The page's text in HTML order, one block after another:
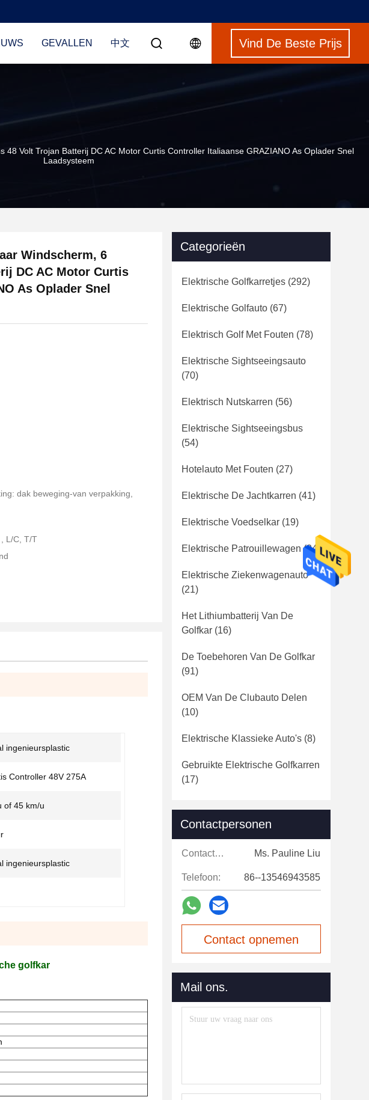
GEVALLEN 中文 Vind De Beste Prijs
Volt Trojan Batterij DC AC Motor Curtis Controller Italiaanse GRAZIANO As Oplader Snel
Laadsysteem
Windscherm, 6
DC AC Motor Curtis
As Oplader Snel
dak beweging-van verpakking,
L/C, T/T
ingenieursplastic
Controller 48V 275A
of 45 km/u
ingenieursplastic
golfkar
Categorieën
Elektrische Golfkarretjes (292)
Elektrische Golfauto (67)
Elektrisch Golf Met Fouten (78)
Elektrische Sightseeingsauto
(70)
Elektrisch Nutskarren (56)
Elektrische Sightseeingsbus
(54)
Hotelauto Met Fouten (27)
Elektrische De Jachtkarren (41)
Elektrische Voedselkar (19)
Elektrische Patrouillewagen (24)
Elektrische Ziekenwagenauto
(21)
Het Lithiumbatterij Van De
Golfkar (16)
De Toebehoren Van De Golfkar
(91)
OEM Van De Clubauto Delen
(10)
Elektrische Klassieke Auto's (8)
Gebruikte Elektrische Golfkarren
(17)
Contactpersonen
Contactpersonen: Ms. Pauline Liu
Telefoon: 86--13546943585
Contact opnemen
Mail ons.